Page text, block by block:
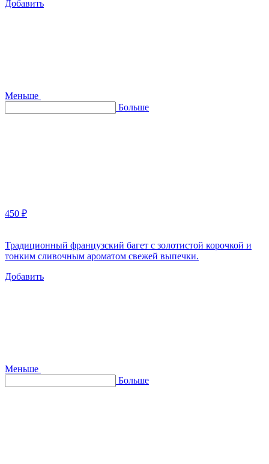
Добавить
Меньше
Больше
450 ₽
Традиционный французский багет с золотистой корочкой и
тонким сливочным ароматом свежей выпечки.
Добавить
Меньше
Больше